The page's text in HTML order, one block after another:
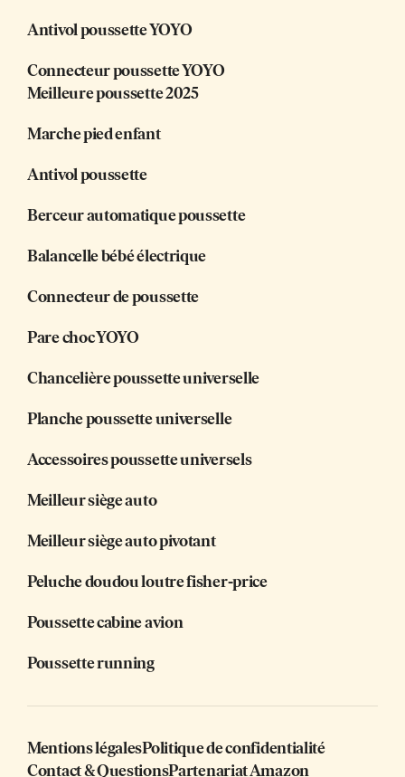
Antivol poussette YOYO
Connecteur poussette YOYO
Meilleure poussette 2025
Marche pied enfant
Antivol poussette
Berceur automatique poussette
Balancelle bébé électrique
Connecteur de poussette
Pare choc YOYO
Chancelière poussette universelle
Planche poussette universelle
Accessoires poussette universels
Meilleur siège auto
Meilleur siège auto pivotant
Peluche doudou loutre fisher-price
Poussette cabine avion
Poussette running
Mentions légalesPolitique de confidentialité
Contact & QuestionsPartenariat Amazon